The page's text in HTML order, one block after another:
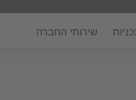
שירותי החברה